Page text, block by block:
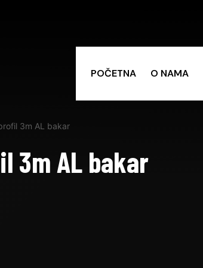
POČETNA O NAMA
3m AL bakar
3m AL bakar